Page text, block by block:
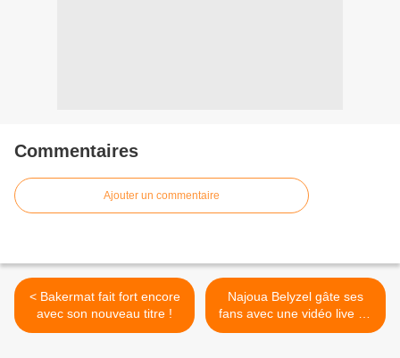
Commentaires
Ajouter un commentaire
< Bakermat fait fort encore
avec son nouveau titre !
Najoua Belyzel gâte ses
fans avec une vidéo live de
la chanson « Le Fléau » ! >